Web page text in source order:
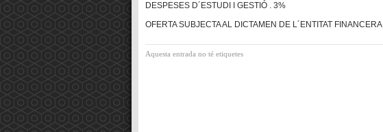
DESPESES D´ESTUDI I GESTIÓ . 3%
OFERTA SUBJECTA AL DICTAMEN DE L´ENTITAT FINANCERA
Aquesta entrada no té etiquetes